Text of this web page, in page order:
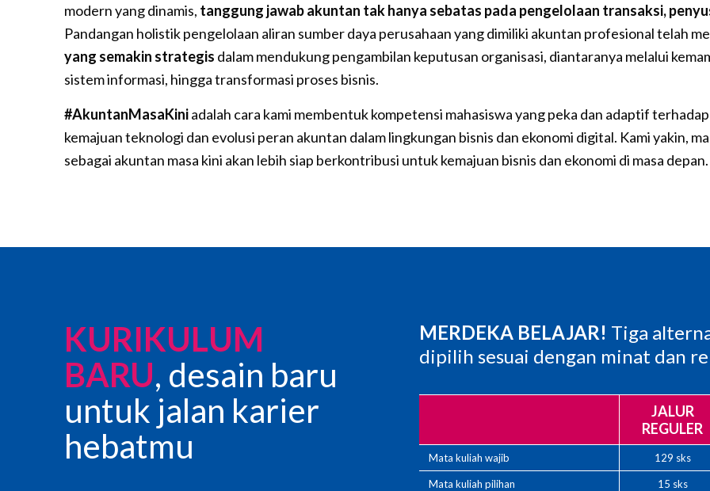
modern yang dinamis, tanggung jawab akuntan tak hanya sebatas pada pengelolaan transaksi,
Pandangan holistik pengelolaan aliran sumber daya perusahaan yang dimiliki akuntan profesional telah
yang semakin strategis dalam mendukung pengambilan keputusan organisasi, diantaranya melalui
sistem informasi, hingga transformasi proses bisnis.
#AkuntanMasaKiniadalah cara kami membentuk kompetensi mahasiswa yang peka dan adaptif
kemajuan teknologi dan evolusi peran akuntan dalam lingkungan bisnis dan ekonomi digital. Kami yakin,
sebagai akuntan masa kini akan lebih siap berkontribusi untuk kemajuan bisnis dan ekonomi di masa depan.
KURIKULUM
BARU, desain baru
untuk jalan karier
hebatmu
MERDEKA BELAJAR! Tiga
dipilih sesuai dengan minat dan
JALUR
REGULER
Mata kuliah wajib 129 sks
Mata kuliah pilihan 15 sks